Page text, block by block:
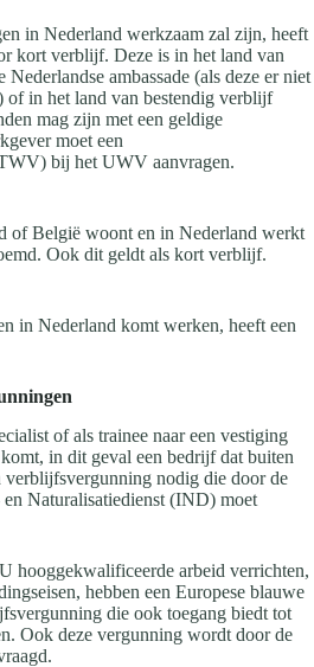
in Nederland werkzaam zal zijn, heeft
kort verblijf. Deze is in het land van
ambassade (als deze er niet
of in het land van bestendig verblijf
mag zijn met een geldige
moet een
bij het UWV aanvragen.
of België woont en in Nederland werkt
Ook dit geldt als kort verblijf.
in Nederland komt werken, heeft een
of als trainee naar een vestiging
in dit geval een bedrijf dat buiten
verblijfsvergunning nodig die door de
Naturalisatiedienst (IND) moet
hooggekwalificeerde arbeid verrichten,
hebben een Europese blauwe
die ook toegang biedt tot
Ook deze vergunning wordt door de